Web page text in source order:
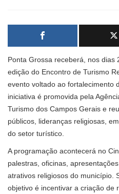
Ponta Grossa receberá, nos dias
edição do Encontro de Turismo
evento voltado ao fortalecimento
iniciativa é promovida pela
Turismo dos Campos Gerais e
públicos, lideranças religiosas,
do setor turístico.
A programação acontecerá no
palestras, oficinas,
atrativos religiosos do município.
objetivo é incentivar a criação de